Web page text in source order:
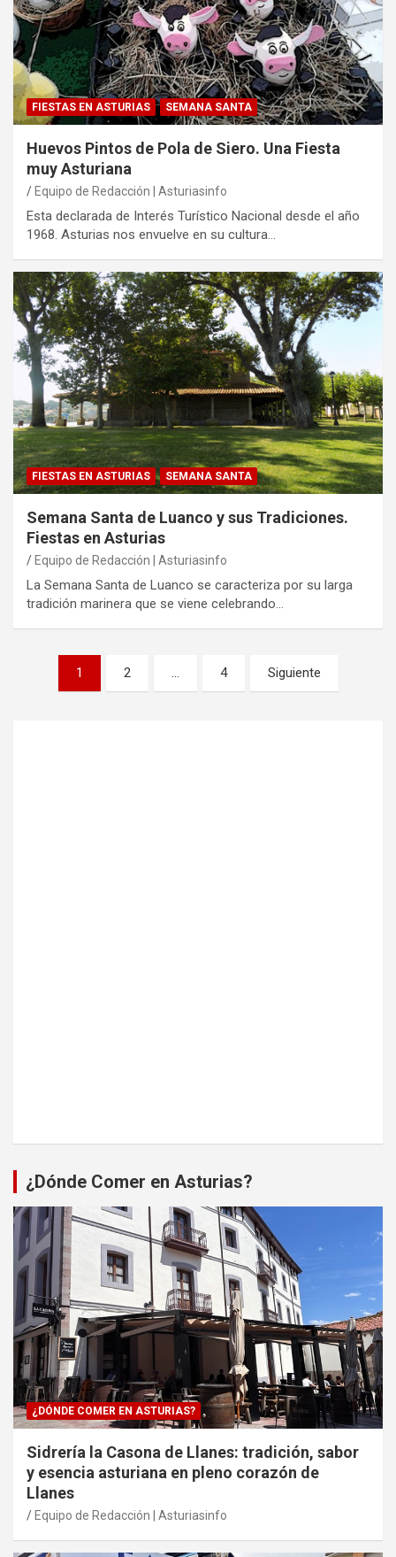
FIESTAS EN ASTURIAS SEMANA SANTA
Huevos Pintos de Pola de Siero. Una Fiesta
muy Asturiana
Equipo de Redacción | Asturiasinfo
Esta declarada de Interés Turístico Nacional desde el año
1968. Asturias nos envuelve en su cultura…
FIESTAS EN ASTURIAS SEMANA SANTA
Semana Santa de Luanco y sus Tradiciones.
Fiestas en Asturias
Equipo de Redacción | Asturiasinfo
La Semana Santa de Luanco se caracteriza por su larga
tradición marinera que se viene celebrando…
Paginación
1 2 … 4 Siguiente
¿Dónde Comer en Asturias?
¿DÓNDE COMER EN ASTURIAS?
Sidrería la Casona de Llanes: tradición, sabor
y esencia asturiana en pleno corazón de
Llanes
Equipo de Redacción | Asturiasinfo